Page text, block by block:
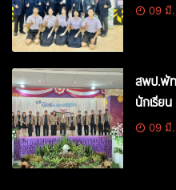
09 มี
สพป.พัท
นักเรีย
09 มี